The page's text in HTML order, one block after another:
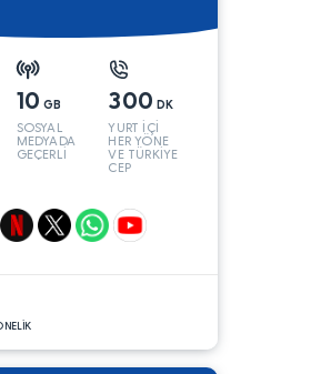
10 GB
SOSYAL
MEDYADA
GEÇERLİ
300 DK
YURT İÇİ
HER YÖNE
VE TÜRKİYE
CEP